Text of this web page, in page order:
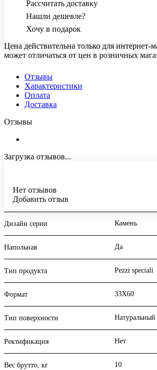
Рассчитать доставку
Нашли дешевле?
Хочу в подарок
Цена действительна только для интернет-
может отличаться от цен в розничных
Отзывы
Характеристики
Оплата
Доставка
Отзывы
Загрузка отзывов...
Нет отзывов
Добавить отзыв
Дизайн серии Камень
Напольная Да
Тип продукта Pezzi speciali
Формат 33X60
Тип поверхности Натуральный
Ректификация Нет
Вес брутто, кг 10